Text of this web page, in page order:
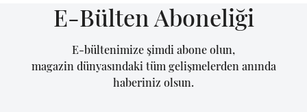
E-Bülten Aboneliği
E-bültenimize şimdi abone olun,
magazin dünyasındaki tüm gelişmelerden anında
haberiniz olsun.